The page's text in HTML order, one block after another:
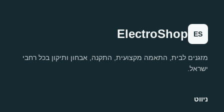
ES
ElectroShop
מזגנים לבית, התאמה מקצועית, התקנה, אבחון ותיקון בכל רחבי
ישראל.
ניווט